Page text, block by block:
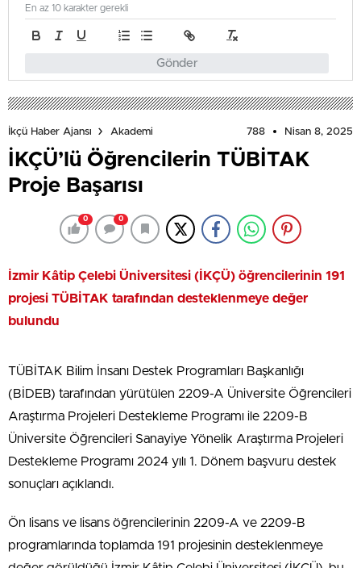
Gönder
En az 10 karakter gerekli
İkçü Haber Ajansı Akademi 788 Nisan 8, 2025
İKÇÜ’lü Öğrencilerin TÜBİTAK
Proje Başarısı
0 0
İzmir Kâtip Çelebi Üniversitesi (İKÇÜ) öğrencilerinin 191
projesi TÜBİTAK tarafından desteklenmeye değer
bulundu
TÜBİTAK Bilim İnsanı Destek Programları Başkanlığı
(BİDEB) tarafından yürütülen 2209-A Üniversite Öğrencileri
Araştırma Projeleri Destekleme Programı ile 2209-B
Üniversite Öğrencileri Sanayiye Yönelik Araştırma Projeleri
Destekleme Programı 2024 yılı 1. Dönem başvuru destek
sonuçları açıklandı.
Ön lisans ve lisans öğrencilerinin 2209-A ve 2209-B
programlarında toplamda 191 projesinin desteklenmeye